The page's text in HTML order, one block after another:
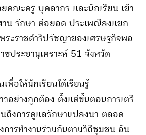
คณะครู บุคลากร และนักเรียน เข้า
าน รักษา ต่อยอด ประเพณีลงแขก
พระราชดำริปรัชญาของเศรษฐกิจพอ
ชประชานุเคราะห์ 51 จังหวัด
พื่อให้นักเรียนได้เรียนรู้
วอย่างถูกต้อง ตั้งแต่ขั้นตอนการเตรี
ถึงการดูแลรักษาแปลงนา ตลอด
ารทำงานร่วมกันตามวิถีชุมชน อัน